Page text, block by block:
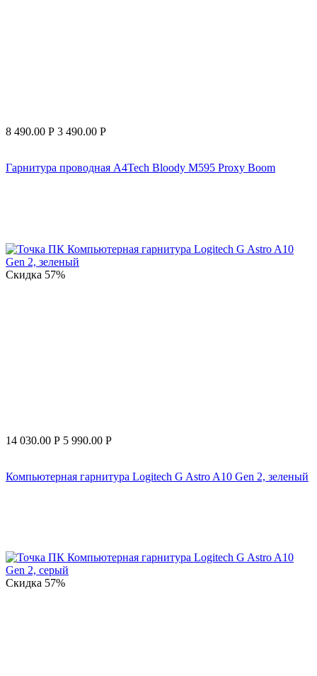
8 490.00 Р 3 490.00 Р
Гарнитура проводная A4Tech Bloody M595 Proxy Boom
Скидка 57%
14 030.00 Р 5 990.00 Р
Компьютерная гарнитура Logitech G Astro A10 Gen 2, зеленый
Скидка 57%